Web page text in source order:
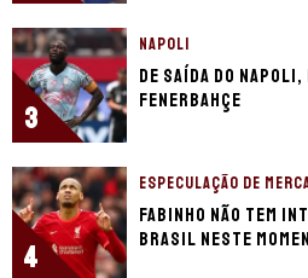
3
NAPOLI
De saída do
Fenerbahçe
4
ESPECULAÇÃO DE
Fabinho não tem
Brasil neste